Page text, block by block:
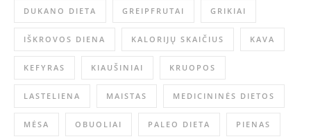
DUKANO DIETA GREIPFRUTAI GRIKIAI
IŠKROVOS DIENA KALORIJŲ SKAIČIUS KAVA
KEFYRAS KIAUŠINIAI KRUOPOS
LASTELIENA MAISTAS MEDICININĖS DIETOS
MĖSA OBUOLIAI PALEO DIETA PIENAS